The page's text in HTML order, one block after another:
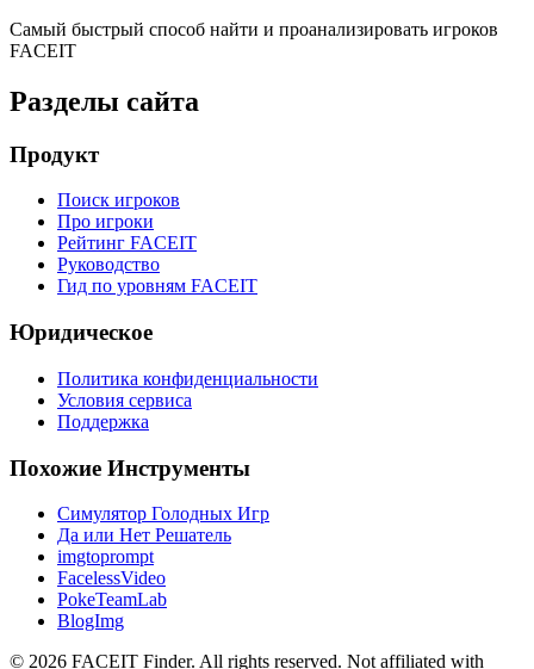
Самый быстрый способ найти и проанализировать игроков
FACEIT
Разделы сайта
Продукт
Поиск игроков
Про игроки
Рейтинг FACEIT
Руководство
Гид по уровням FACEIT
Юридическое
Политика конфиденциальности
Условия сервиса
Поддержка
Похожие Инструменты
Симулятор Голодных Игр
Да или Нет Решатель
imgtoprompt
FacelessVideo
PokeTeamLab
BlogImg
© 2026 FACEIT Finder. All rights reserved. Not affiliated with